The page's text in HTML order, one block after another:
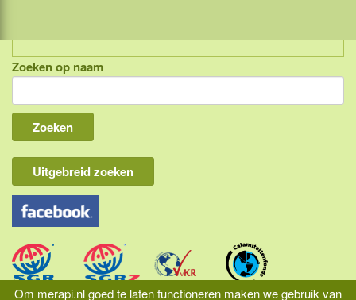
Om merapi.nl goed te laten functioneren maken we gebruik van
Indonesië, eilandcombinaties
Bali
Lombok
Flores & Komodo
Overige Sunda eilanden
Java
Kalimantan
Molukken
Zoeken op naam
Uitgebreid zoeken